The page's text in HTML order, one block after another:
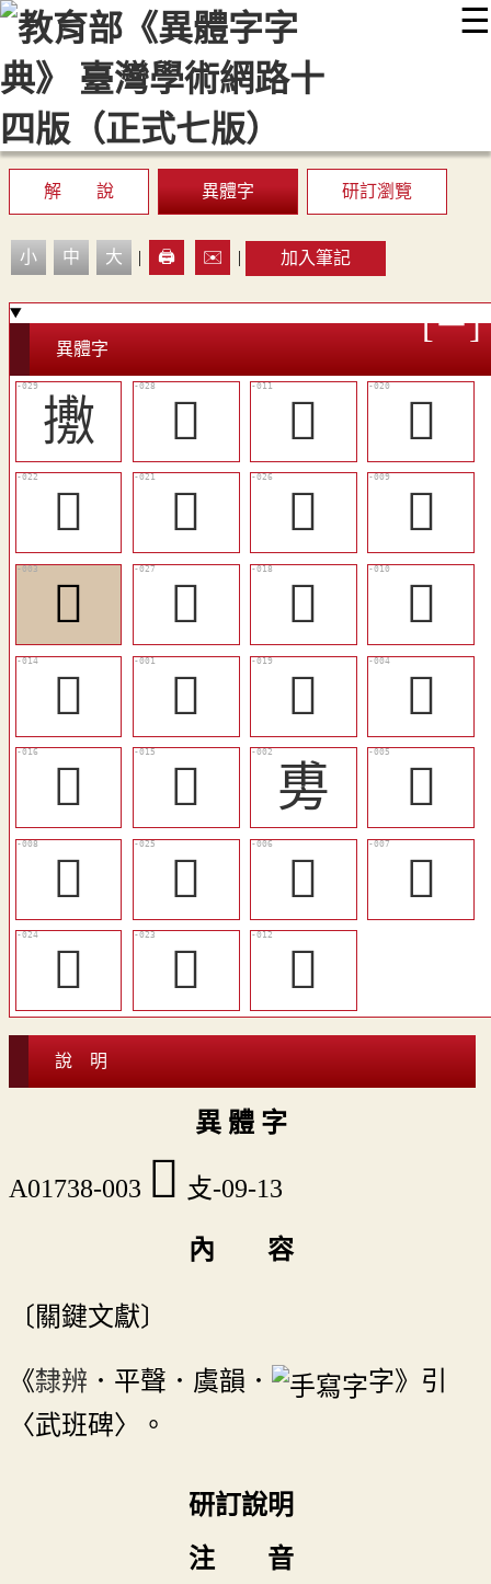
☰
::: 最新消息 常見問題 編輯說明
顯示模式
網站導覽
解 說 異體字 研訂瀏覽
小 中 大 | 🖨️ ✉️ | 加入筆記
異體字
㩤 󲟋 󲞽
󲟃
󲟅
󲟄 󲟉
󲞻
󲞶
󲟊 󲟁
󲞼
󲞾
𢾭 󲟂
𢾾
󲟀
󲞿 旉
󲞷
󲞺
󲟈 󲞸
󲞹
󲟇
󲟆 𨊴
說 明
異 體 字
A01738-003 󲞶 攴-09-13
內 容
〔關鍵文獻〕
《隸辨 ．平聲．虞韻．
字》引
〈武班碑〉。
研訂說明
注 音